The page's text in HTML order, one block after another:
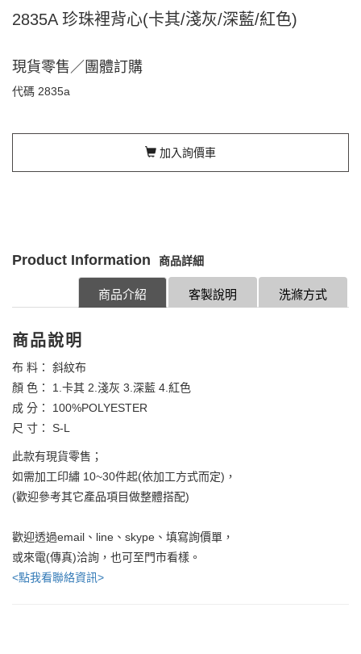
2835A 珍珠裡背心(卡其/淺灰/深藍/紅色)
現貨零售／團體訂購
代碼 2835a
加入詢價車
Product Information 商品詳細
洗滌方式
客製說明
商品介紹
商品說明
布 料： 斜紋布
顏 色： 1.卡其 2.淺灰 3.深藍 4.紅色
成 分： 100%POLYESTER
尺 寸： S-L
此款有現貨零售；
如需加工印繡 10~30件起(依加工方式而定)，
(歡迎參考其它產品項目做整體搭配)
歡迎透過email、line、skype、填寫詢價單，
或來電(傳真)洽詢，也可至門市看樣。
<點我看聯絡資訊>